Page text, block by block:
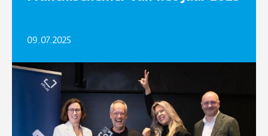
09.07.2025